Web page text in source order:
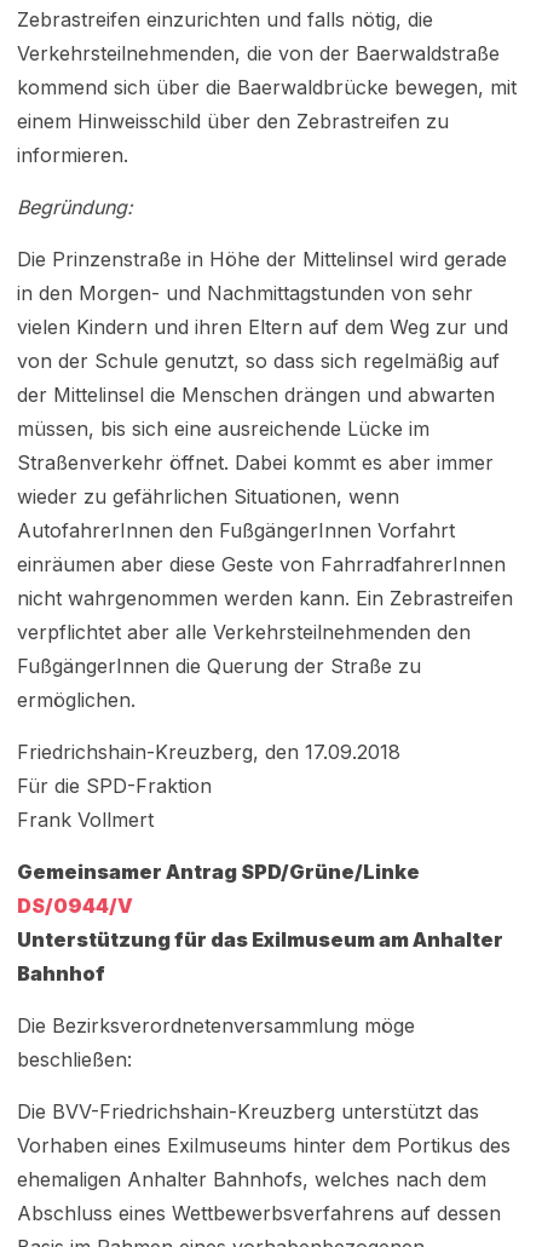
Zebrastreifen einzurichten und falls nötig, die
Verkehrsteilnehmenden, die von der Baerwaldstraße
kommend sich über die Baerwaldbrücke bewegen, mit
einem Hinweisschild über den Zebrastreifen zu
informieren.
Begründung:
Die Prinzenstraße in Höhe der Mittelinsel wird gerade
in den Morgen- und Nachmittagstunden von sehr
vielen Kindern und ihren Eltern auf dem Weg zur und
von der Schule genutzt, so dass sich regelmäßig auf
der Mittelinsel die Menschen drängen und abwarten
müssen, bis sich eine ausreichende Lücke im
Straßenverkehr öffnet. Dabei kommt es aber immer
wieder zu gefährlichen Situationen, wenn
AutofahrerInnen den FußgängerInnen Vorfahrt
einräumen aber diese Geste von FahrradfahrerInnen
nicht wahrgenommen werden kann. Ein Zebrastreifen
verpflichtet aber alle Verkehrsteilnehmenden den
FußgängerInnen die Querung der Straße zu
ermöglichen.
Friedrichshain-Kreuzberg, den 17.09.2018
Für die SPD-Fraktion
Frank Vollmert
Gemeinsamer Antrag SPD/Grüne/Linke
DS/0944/V
Unterstützung für das Exilmuseum am Anhalter
Bahnhof
Die Bezirksverordnetenversammlung möge
beschließen:
Die BVV-Friedrichshain-Kreuzberg unterstützt das
Vorhaben eines Exilmuseums hinter dem Portikus des
ehemaligen Anhalter Bahnhofs, welches nach dem
Abschluss eines Wettbewerbsverfahrens auf dessen